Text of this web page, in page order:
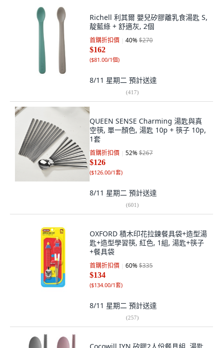
Richell 利其爾 嬰兒矽膠離乳食湯匙 S,
靛藍綠 + 舒適灰, 2個
首購折扣價 40%$270
$162
($81.00/1個)
8/11 星期二 預計送達
(417)
QUEEN SENSE Charming 湯匙與真
空筷, 單一顏色, 湯匙 10p + 筷子 10p,
1套
首購折扣價 52%$267
$126
($126.00/1套)
8/11 星期二 預計送達
(601)
OXFORD 積木印花拉鍊餐具袋+造型湯
匙+造型學習筷, 紅色, 1組, 湯匙+筷子
+餐具袋
首購折扣價 60%$335
$134
($134.00/1套)
8/11 星期二 預計送達
(257)